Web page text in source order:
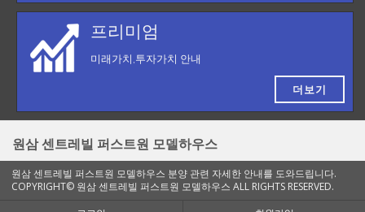
프리미엄
미래가치,투자가치 안내
더보기
원삼 센트레빌 퍼스트원 모델하우스
원삼 센트레빌 퍼스트원 모델하우스 분양 관련 자세한 안내를 도와드립니다.
COPYRIGHT© 원삼 센트레빌 퍼스트원 모델하우스 ALL RIGHTS RESERVED.